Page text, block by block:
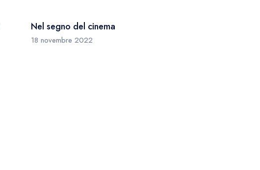
Nel segno del cinema
18 novembre 2022